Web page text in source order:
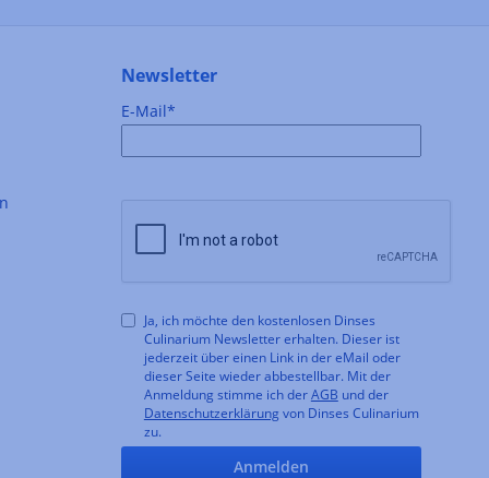
Newsletter
E-Mail*
Ja, ich möchte den kostenlosen Dinses
Culinarium Newsletter erhalten. Dieser ist
jederzeit über einen Link in der eMail oder
dieser Seite wieder abbestellbar. Mit der
Anmeldung stimme ich derAGB und der
Datenschutzerklärung von Dinses Culinarium
zu.
Anmelden